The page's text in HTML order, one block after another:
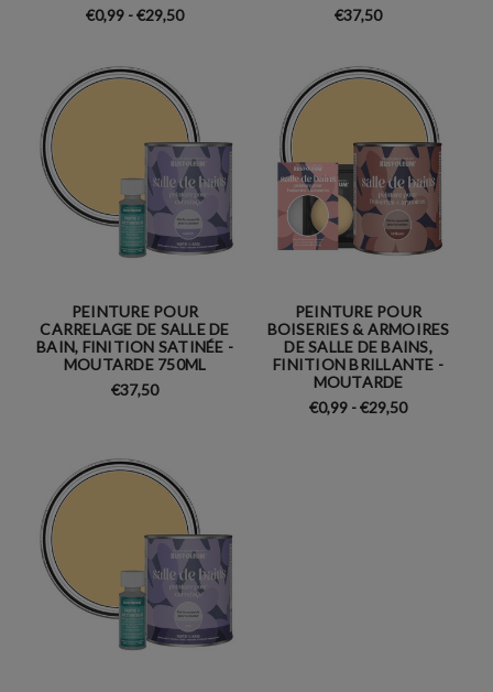
€0,99 - €29,50
€37,50
PEINTURE POUR
CARRELAGE DE SALLE DE
BAIN, FINITION SATINÉE -
MOUTARDE 750ML
€37,50
PEINTURE POUR
BOISERIES & ARMOIRES
DE SALLE DE BAINS,
FINITION BRILLANTE -
MOUTARDE
€0,99 - €29,50